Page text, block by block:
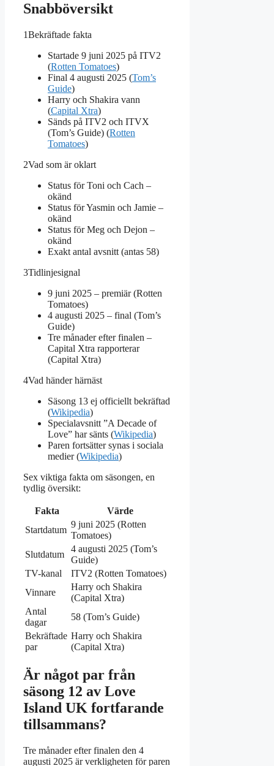
Snabböversikt
1Bekräftade fakta
Startade 9 juni 2025 på ITV2
(Rotten Tomatoes)
Final 4 augusti 2025 (Tom’s
Guide)
Harry och Shakira vann
(Capital Xtra)
Sänds på ITV2 och ITVX
(Tom’s Guide) (Rotten
Tomatoes)
2Vad som är oklart
Status för Toni och Cach –
okänd
Status för Yasmin och Jamie –
okänd
Status för Meg och Dejon –
okänd
Exakt antal avsnitt (antas 58)
3Tidlinjesignal
9 juni 2025 – premiär (Rotten
Tomatoes)
4 augusti 2025 – final (Tom’s
Guide)
Tre månader efter finalen –
Capital Xtra rapporterar
(Capital Xtra)
4Vad händer härnäst
Säsong 13 ej officiellt bekräftad
(Wikipedia)
Specialavsnitt ”A Decade of
Love” har sänts (Wikipedia)
Paren fortsätter synas i sociala
medier (Wikipedia)
Sex viktiga fakta om säsongen, en
tydlig översikt:
Fakta
Värde
Startdatum
9 juni 2025 (Rotten
Tomatoes)
Slutdatum
4 augusti 2025 (Tom’s
Guide)
TV-kanal
ITV2 (Rotten Tomatoes)
Vinnare
Harry och Shakira
(Capital Xtra)
Antal
dagar
58 (Tom’s Guide)
Bekräftade
par
Harry och Shakira
(Capital Xtra)
Är något par från
säsong 12 av Love
Island UK fortfarande
tillsammans?
Tre månader efter finalen den 4
augusti 2025 är verkligheten för paren